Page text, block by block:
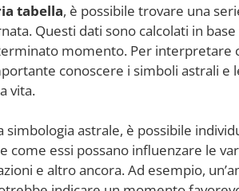
tabella, è possibile trovare una
Questi dati sono calcolati in
momento. Per interpretare
conoscere i simboli astrali e
vita.
simbologia astrale, è possibile
come essi possano influenzare le
e altro ancora. Ad esempio,